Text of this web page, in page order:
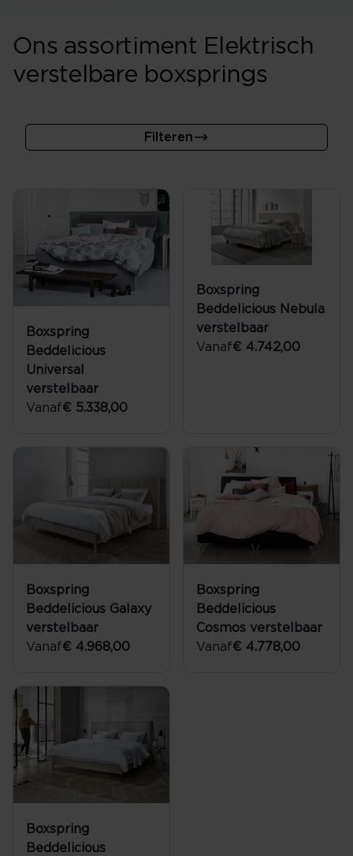
Ons assortiment Elektrisch
verstelbare boxsprings
Filteren
Boxspring
Beddelicious
Universal
verstelbaar
Vanaf€ 5.338,00
Boxspring
Beddelicious Nebula
verstelbaar
Vanaf€ 4.742,00
Boxspring
Beddelicious Galaxy
verstelbaar
Vanaf€ 4.968,00
Boxspring
Beddelicious
Cosmos verstelbaar
Vanaf€ 4.778,00
Boxspring
Beddelicious